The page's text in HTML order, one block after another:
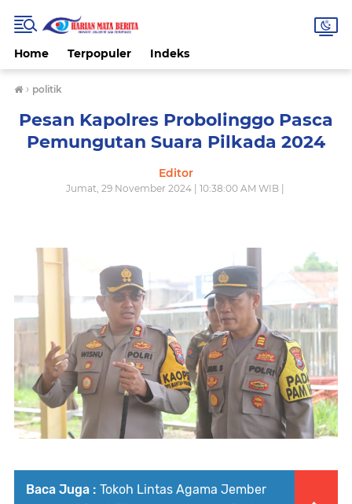
Home Terpopuler Indeks
› politik
Pesan Kapolres Probolinggo Pasca
Pemungutan Suara Pilkada 2024
Editor
Jumat, 29 November 2024 | 10:38:00 AM WIB |
Baca Juga : Tokoh Lintas Agama Jember